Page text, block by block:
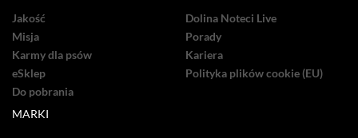
Jakość
Misja
Karmy dla psów
eSklep
Do pobrania
Dolina Noteci Live
Porady
Kariera
Polityka plików cookie (EU)
MARKI